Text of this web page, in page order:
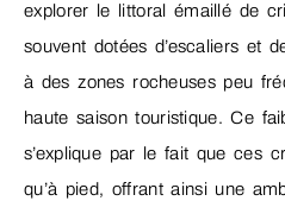
explorer le littoral émaillé de
souvent dotées d’escaliers et
à des zones rocheuses peu
haute saison touristique. Ce
s’explique par le fait que ces
qu’à pied, offrant ainsi une